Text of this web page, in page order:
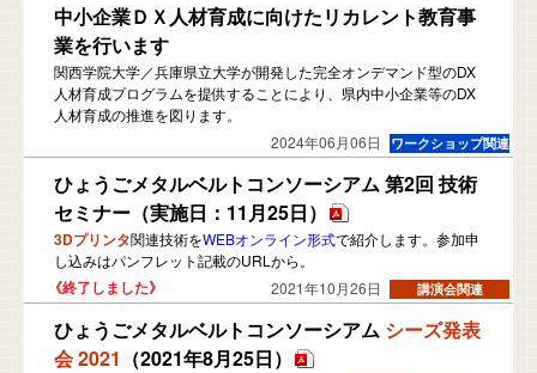
2024年06月06日
中小企業ＤＸ人材育成に向けたリカレント教育事
業を行います
関西学院大学／兵庫県立大学が開発した完全オンデマンド型のDX
人材育成プログラムを提供することにより、県内中小企業等のDX
人材育成の推進を図ります。
2021年10月26日
ひょうごメタルベルトコンソーシアム 第2回 技術
セミナー（実施日：11月25日）
3Dプリンタ関連技術をWEBオンライン形式で紹介します。参加申
し込みはパンフレット記載のURLから。
ひょうごメタルベルトコンソーシアム シーズ発表
会 2021 （2021年8月25日）